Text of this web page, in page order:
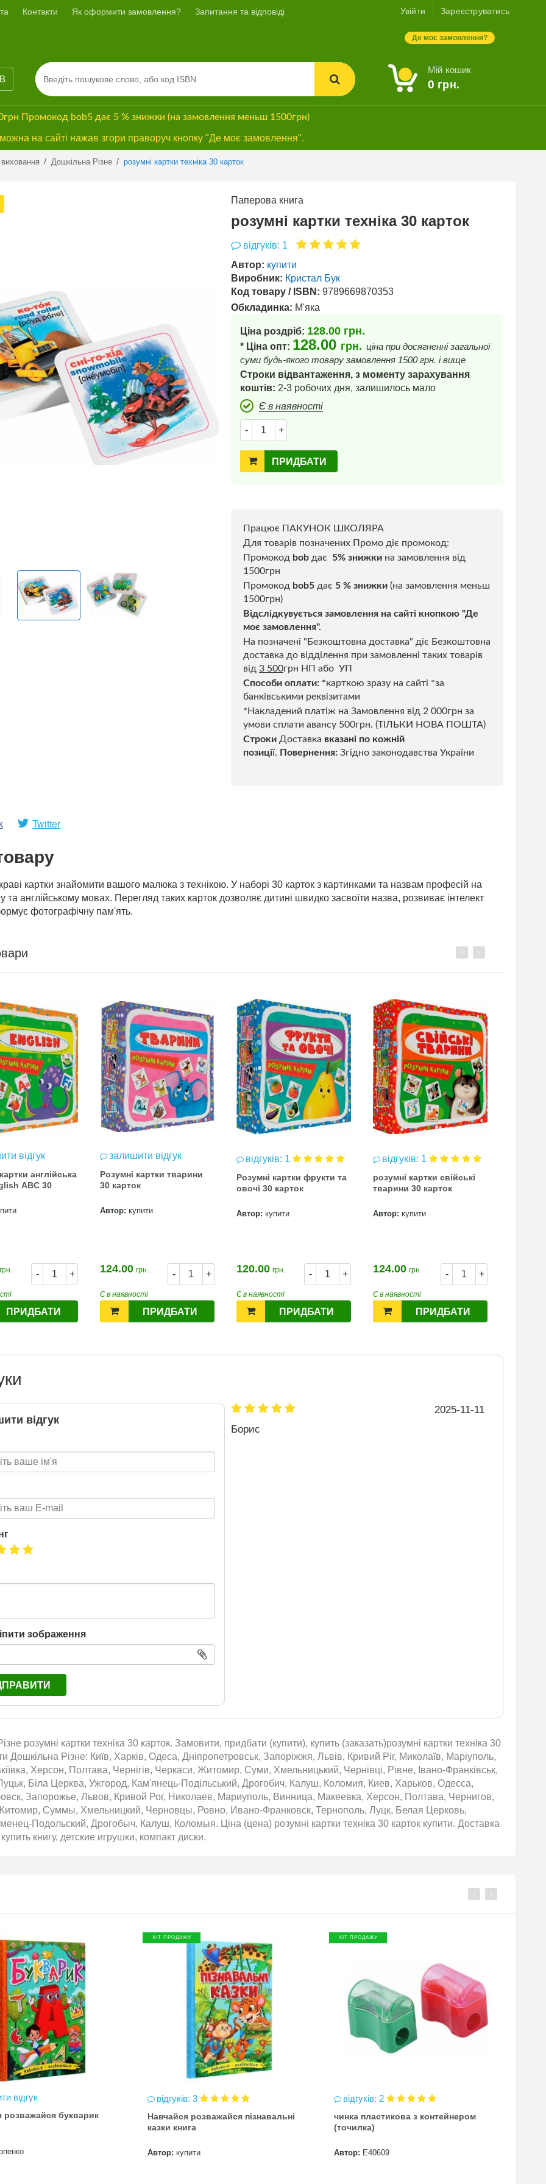
Контакти Як оформити замовлення? Запитання та відповіді Увійти Зареєструватись
Де моє замовлення?
Мій кошик
0 грн.
Промокод bob5 дає 5 % знижки (на замовлення меньш 1500грн)
на сайті нажав згори праворуч кнопку "Де моє замовлення".
/ Дошкільна Різне / розумні картки техніка 30 карток
кожна
стати
посилку
шансів -
win_bmw
2026-06-18
Previous
БЕЗКОШТОВНА
ДОСТАВКА*
Next
Паперова книга
розумні картки техніка 30 карток
відгуків: 1
Автор: купити
Виробник: Кристал Бук
Код товару / ISBN: 9789669870353
Обкладинка: М'яка
Ціна роздріб: 128.00 грн.
* Ціна опт: 128.00 грн. ціна при досягненні загальної
суми будь-якого товару замовлення 1500 грн. і вище
Строки відвантаження, з моменту зарахування
коштів: 2-3 робочих дня, залишилось мало
Є в наявності
- +
ПРИДБАТИ
Працює ПАКУНОК ШКОЛЯРА
Для товарів позначених Промо діє промокод:
Промокод bob дає 5% знижки на замовлення від
1500грн
Промокод bob5 дає 5 % знижки (на замовлення меньш
1500грн)
Відслідкувується замовлення на сайті кнопкою "Де
моє замовлення".
На позначені "Безкоштовна доставка" діє Безкоштовна
доставка до відділення при замовленні таких товарів
від 3 500грн НП або УП
Способи оплати: *карткою зразу на сайті *за
банківськими реквізитами
*Накладений платіж на Замовлення від 2 000грн за
умови сплати авансу 500грн. (ТІЛЬКИ НОВА ПОШТА)
Строки Доставка вказані по кожній
позиції. Повернення: Згідно законодавства України
Twitter
картки знайомити вашого малюка з технікою. У наборі 30 карток з картинками та назвам професій на
та англійському мовах. Перегляд таких карток дозволяє дитині швидко засвоїти назва, розвиває інтелект
фотографічну пам'ять.
Previous
відгук
англійська
ABC 30
- +
грн.
ПРИДБАТИ
залишити відгук
Розумні картки тварини
30 карток
Автор: купити
- +
124.00 грн.
Є в наявності
ПРИДБАТИ
відгуків: 1
Розумні картки фрукти та
овочі 30 карток
Автор: купити
- +
120.00 грн.
Є в наявності
ПРИДБАТИ
відгуків: 1
розумні картки свійські
тварини 30 карток
Автор: купити
- +
124.00 грн.
Є в наявності
ПРИДБАТИ
Next
відгук
зображення
2025-11-11
Борис
розумні картки техніка 30 карток. Замовити, придбати (купити), купить (заказать)розумні картки техніка 30
Дошкільна Різне: Київ, Харків, Одеса, Дніпропетровськ, Запоріжжя, Львів, Кривий Ріг, Миколаїв, Маріуполь,
Херсон, Полтава, Чернігів, Черкаси, Житомир, Суми, Хмельницький, Чернівці, Рівне, Івано-Франківськ,
Біла Церква, Ужгород, Кам'янець-Подільський, Дрогобич, Калуш, Коломия, Киев, Харьков, Одесса,
Запорожье, Львов, Кривой Рог, Николаев, Мариуполь, Винница, Макеевка, Херсон, Полтава, Чернигов,
Суммы, Хмельницкий, Черновцы, Ровно, Ивано-Франковск, Тернополь, Луцк, Белая Церковь,
Подольский, Дрогобыч, Калуш, Коломыя. Ціна (цена) розумні картки техніка 30 карток купити. Доставка
книгу, детские игрушки, компакт диски.
відгук
розважайся букварик
ХІТ ПРОДАЖУ
відгуків: 3
Навчайся розважайся пізнавальні
казки книга
Автор: купити
ХІТ ПРОДАЖУ
відгуків: 2
чинка пластикова з контейнером
(точилка)
Автор: Е40609